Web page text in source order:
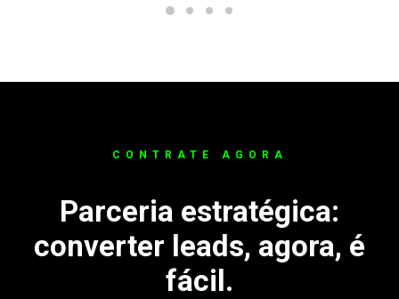
CONTRATE AGORA
Parceria estratégica:
converter leads, agora, é
fácil.